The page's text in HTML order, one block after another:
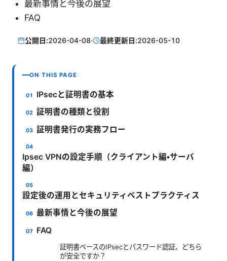
最新事情と今後の展望
FAQ
公開日:2026-04-08· 最終更新日:2026-05-10
ON THIS PAGE
IPsecと証明書の基本
証明書の種類と役割
証明書発行の実務フロー
Ipsec VPNの設定手順（クライアント編・サーバ
編）
設定後の運用とセキュリティベストプラクティス
最新事情と今後の展望
FAQ
証明書ベースのIPsecとパスワード認証、どちら
が安全ですか？